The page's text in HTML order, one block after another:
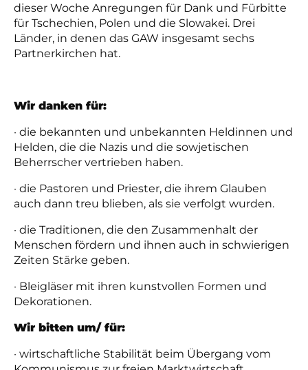
dieser Woche Anregungen für Dank und Fürbitte
für Tschechien, Polen und die Slowakei. Drei
Länder, in denen das GAW insgesamt sechs
Partnerkirchen hat.
Wir danken für:
· die bekannten und unbekannten Heldinnen und
Helden, die die Nazis und die sowjetischen
Beherrscher vertrieben haben.
· die Pastoren und Priester, die ihrem Glauben
auch dann treu blieben, als sie verfolgt wurden.
· die Traditionen, die den Zusammenhalt der
Menschen fördern und ihnen auch in schwierigen
Zeiten Stärke geben.
· Bleigläser mit ihren kunstvollen Formen und
Dekorationen.
Wir bitten um/ für:
· wirtschaftliche Stabilität beim Übergang vom